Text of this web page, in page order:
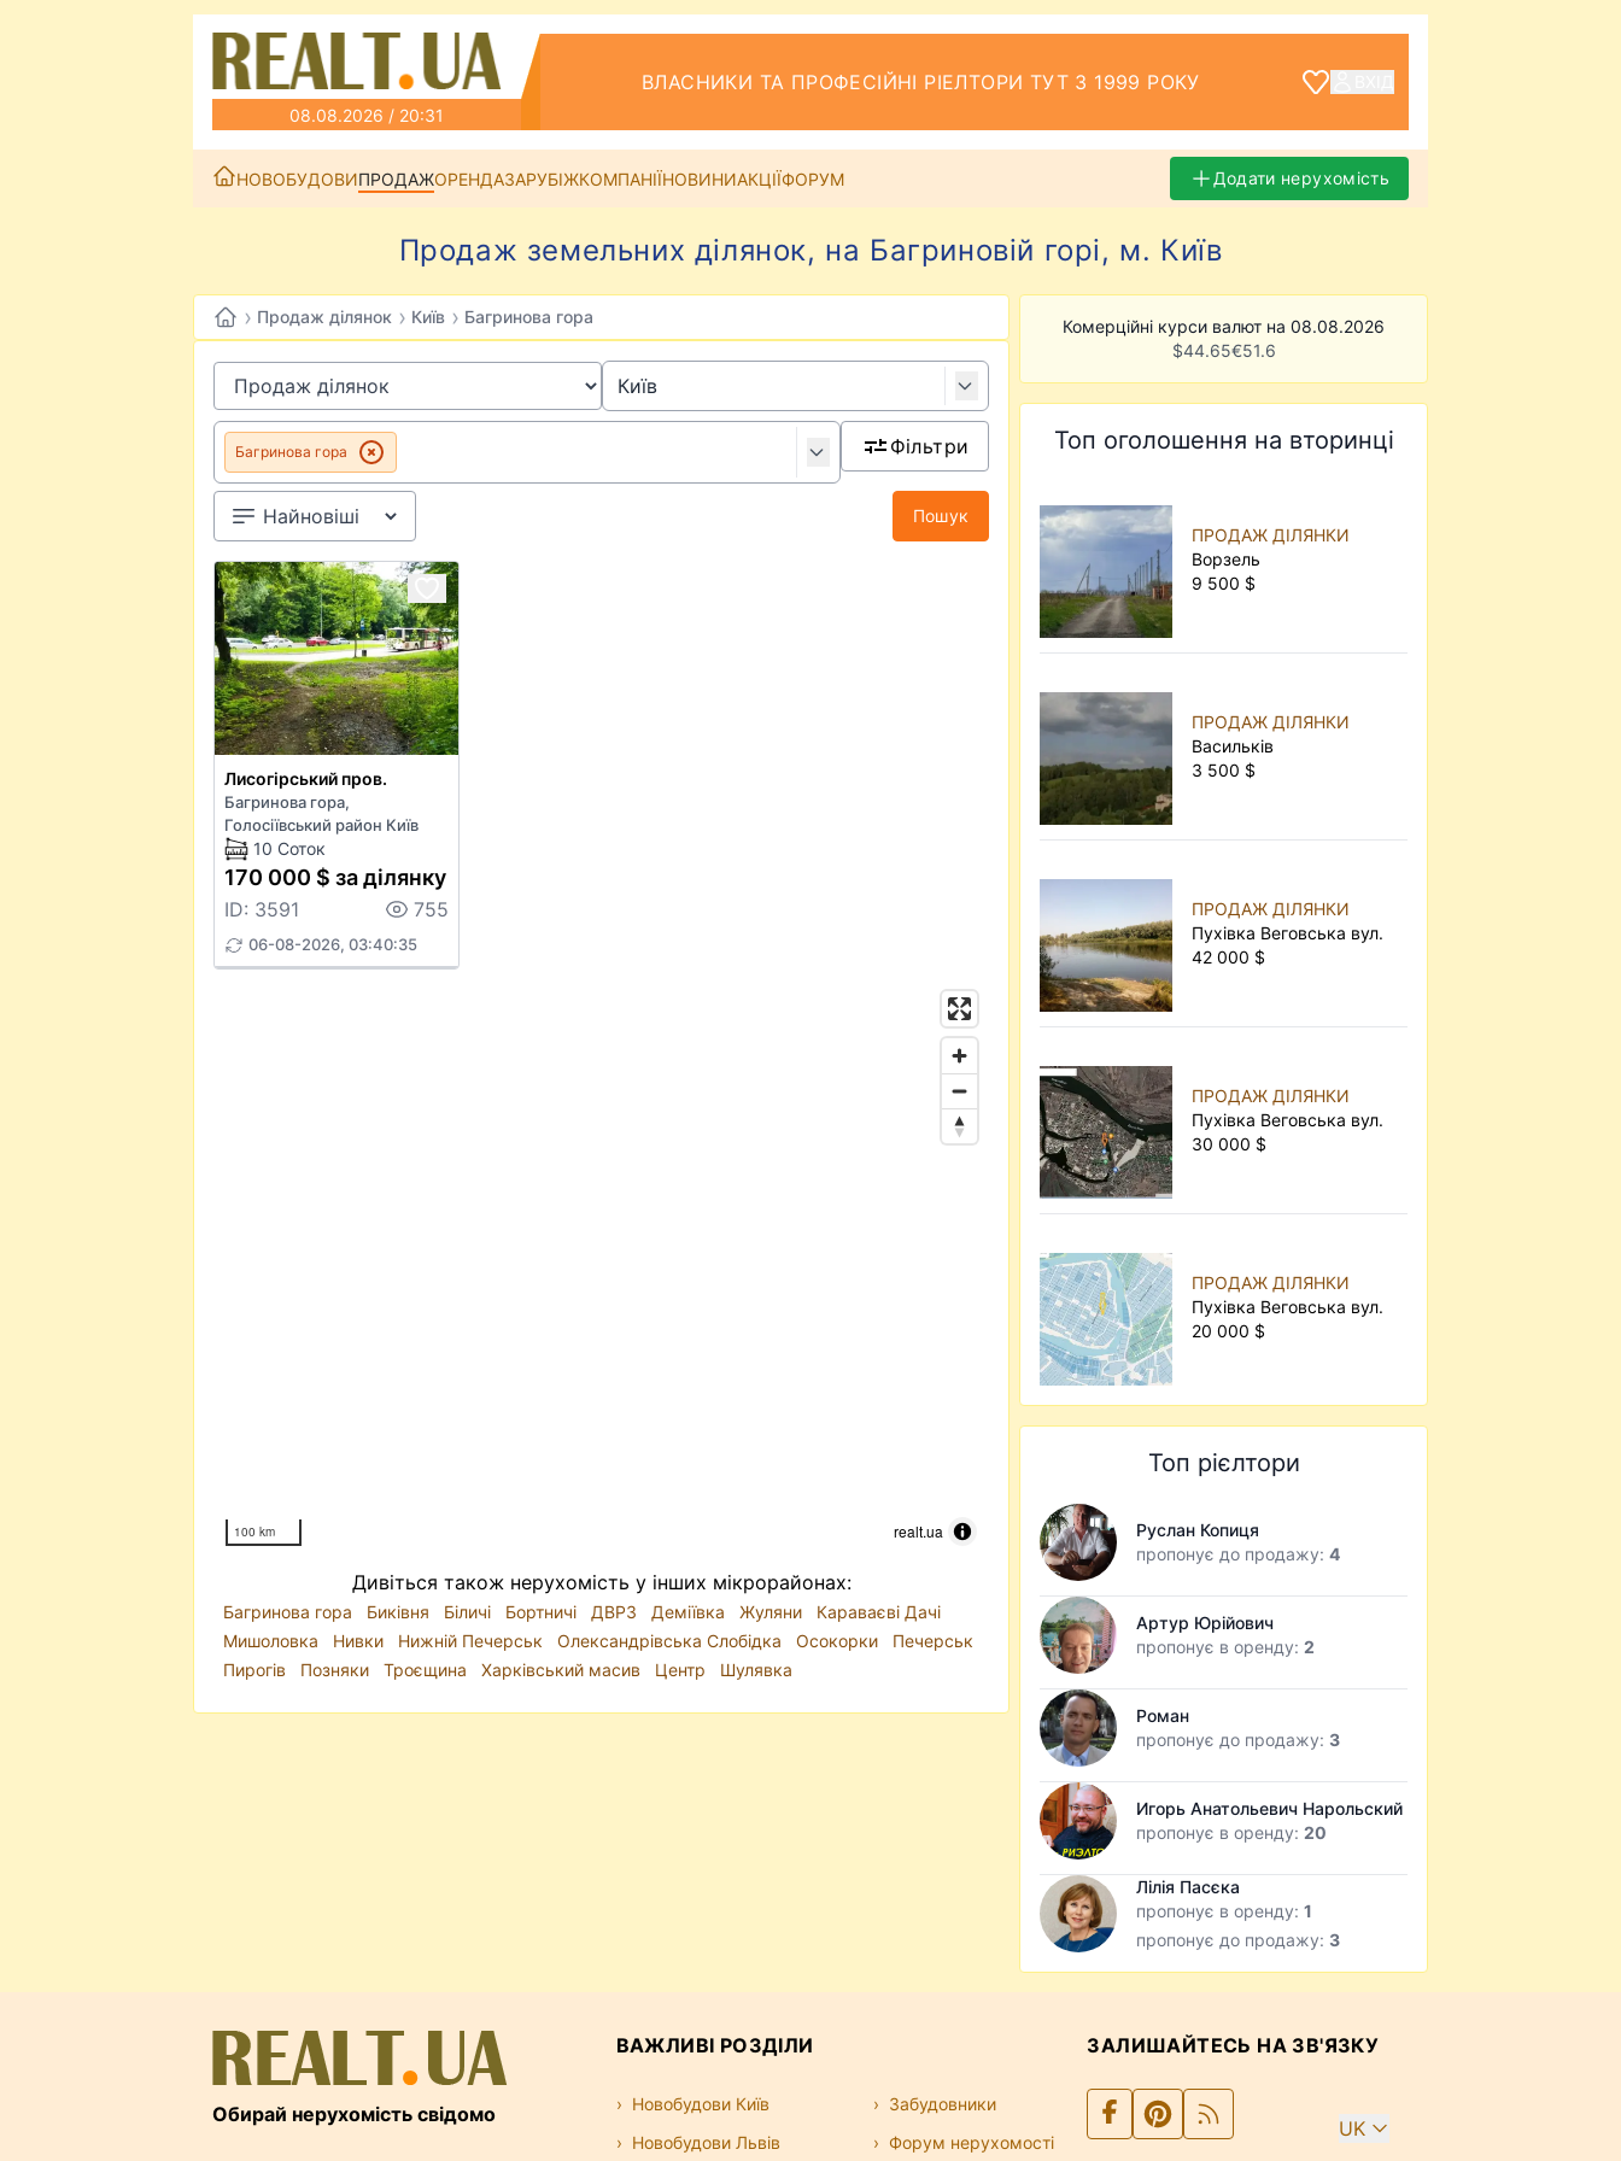
08.08.2026 / 20:31
ВЛАСНИКИ ТА ПРОФЕСІЙНІ РІЕЛТОРИ ТУТ З 1999 РОКУ
НОВОБУДОВИПРОДАЖОРЕНДАЗАРУБІЖКОМПАНІЇНОВИНИАКЦІЇФОРУМ Додати нерухомість
Продаж земельних ділянок, на Багриновій горі, м. Київ
› Продаж ділянок › Київ › Багринова гора
Багринова гора Фільтри
Пошук
Лисогірський пров.
Багринова гора,
Голосіївський район Київ
10 Соток
170 000 $ за ділянку
ID: 3591 755
06-08-2026, 03:40:35
100 km realt.ua
Дивіться також нерухомість у інших мікрорайонах:
Багринова гора Биківня Біличі Бортничі ДВРЗ Деміївка Жуляни
Караваєві Дачі
Мишоловка
Нивки Нижній Печерськ Олександрівська Слобідка Осокорки
Печерськ
Пирогів
Позняки Троєщина Харківський масив Центр Шулявка
Комерційні курси валют на 08.08.2026
$44.65€51.6
Топ оголошення на вторинці
ПРОДАЖ ДІЛЯНКИ
Ворзель
9 500 $
ПРОДАЖ ДІЛЯНКИ
Васильків
3 500 $
ПРОДАЖ ДІЛЯНКИ
Пухівка Веговська вул.
42 000 $
ПРОДАЖ ДІЛЯНКИ
Пухівка Веговська вул.
30 000 $
ПРОДАЖ ДІЛЯНКИ
Пухівка Веговська вул.
20 000 $
Топ рієлтори
Руслан Копиця
пропонує до продажу:4
Артур Юрійович
пропонує в оренду:2
Роман
пропонує до продажу: 3
Игорь Анатольевич Нарольский
пропонує в оренду:20
Лілія Пасєка
пропонує в оренду:1
пропонує до продажу: 3
Обирай нерухомість свідомо
ВАЖЛИВІ РОЗДІЛИ
Новобудови Київ
Новобудови Львів
Забудовники
Форум нерухомості
ЗАЛИШАЙТЕСЬ НА ЗВ'ЯЗКУ
UK